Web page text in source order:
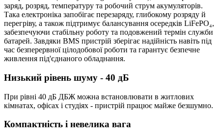
заряд, розряд, температуру та робочий струм акумуляторів.
Така електроніка запобігає перезаряду, глибокому розряду й
перегріву, а також підтримує балансування осередків LiFePO₄,
забезпечуючи стабільну роботу та подовжений термін служби
батарей. Завдяки BMS пристрій зберігає надійність навіть під
час безперервної цілодобової роботи та гарантує безпечне
живлення під'єднаного обладнання.
Низький рівень шуму - 40 дБ
При рівні 40 дБ ДБЖ можна встановлювати в житлових
кімнатах, офісах і студіях - пристрій працює майже безшумно.
Компактність і невелика вага